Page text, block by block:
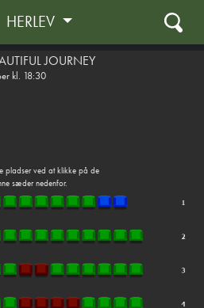
HERLEV
JOURNEY
kl. 18:30
pladser ved at klikke på de
sæder nedenfor.
front02 105649